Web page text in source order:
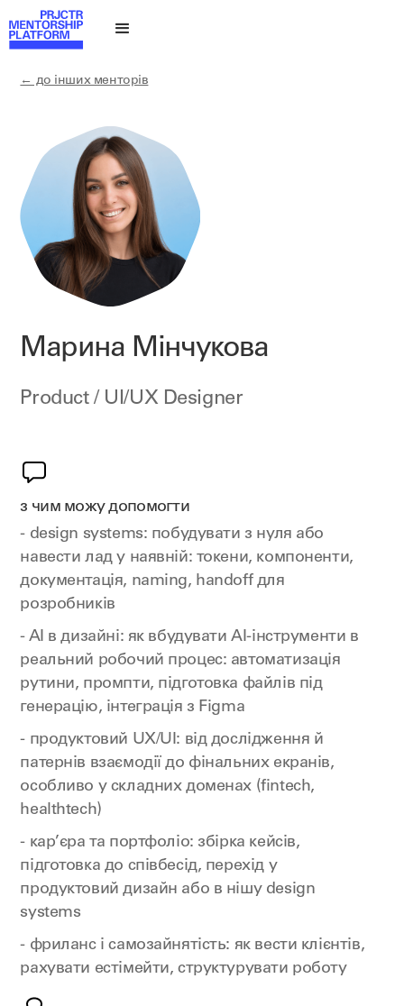
← до інших менторів
Марина Мінчукова
Product / UI/UX Designer
з чим можу допомогти
- design systems: побудувати з нуля або
навести лад у наявній: токени, компоненти,
документація, naming, handoff для
розробників
- AI в дизайні: як вбудувати AI-інструменти в
реальний робочий процес: автоматизація
рутини, промпти, підготовка файлів під
генерацію, інтеграція з Figma
- продуктовий UX/UI: від дослідження й
патернів взаємодії до фінальних екранів,
особливо у складних доменах (fintech,
healthtech)
- кар’єра та портфоліо: збірка кейсів,
підготовка до співбесід, перехід у
продуктовий дизайн або в нішу design
systems
- фриланс і самозайнятість: як вести клієнтів,
рахувати естімейти, структурувати роботу